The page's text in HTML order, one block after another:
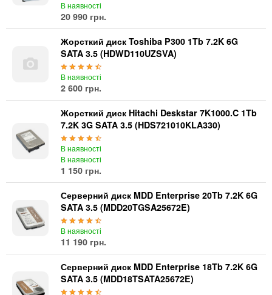
В наявності
20 990 грн.
Жорсткий диск Toshiba P300 1Tb 7.2K 6G
SATA 3.5 (HDWD110UZSVA)
В наявності
2 600 грн.
Жорсткий диск Hitachi Deskstar 7K1000.C 1Tb
7.2K 3G SATA 3.5 (HDS721010KLA330)
В наявності
В наявності
1 150 грн.
Серверний диск MDD Enterprise 20Tb 7.2K 6G
SATA 3.5 (MDD20TGSA25672E)
В наявності
11 190 грн.
Серверний диск MDD Enterprise 18Tb 7.2K 6G
SATA 3.5 (MDD18TSATA25672E)